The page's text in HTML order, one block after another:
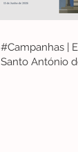
#Campanhas |
Santo António